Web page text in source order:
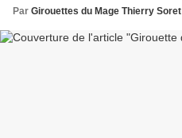
Par Girouettes du Mage Thierry Soret